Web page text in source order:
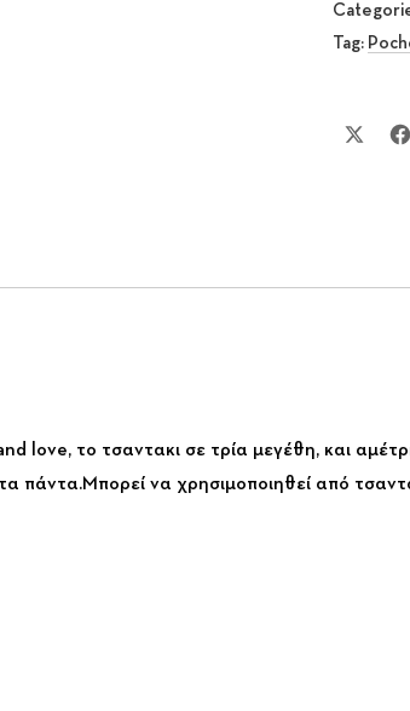
Tag:
Share
love, το τσαντακι σε τρία μεγέθη, και
πάντα.Μπορεί να χρησιμοποιηθεί από